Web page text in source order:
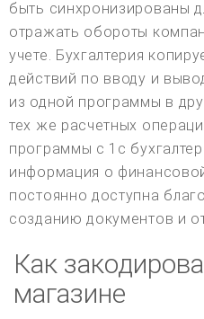
быть синхронизированы
отражать обороты
учете. Бухгалтерия
действий по вводу и
из одной программы в
тех же расчетных
программы с 1с
информация о
постоянно доступна
созданию документов и
Как
магазине